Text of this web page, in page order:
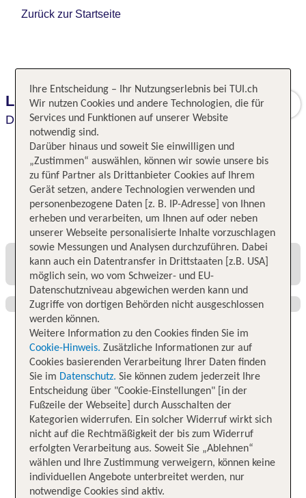
Zurück zur Startseite
Leonardo Hotel Dresden Altstadt
Dresden,Dresden,Deutschland
Alle Angebote und Preise
Ihre Entscheidung – Ihr Nutzungserlebnis bei TUI.ch
Wir nutzen Cookies und andere Technologien, die für
Services und Funktionen auf unserer Website
notwendig sind.
Darüber hinaus und soweit Sie einwilligen und
„Zustimmen“ auswählen, können wir sowie unsere bis
zu fünf Partner als Drittanbieter Cookies auf Ihrem
Gerät setzen, andere Technologien verwenden und
personenbezogene Daten [z. B. IP-Adresse] von Ihnen
erheben und verarbeiten, um Ihnen auf oder neben
unserer Webseite personalisierte Inhalte vorzuschlagen
sowie Messungen und Analysen durchzuführen. Dabei
kann auch ein Datentransfer in Drittstaaten [z.B. USA]
möglich sein, wo vom Schweizer- und EU-
Datenschutzniveau abgewichen werden kann und
Zugriffe von dortigen Behörden nicht ausgeschlossen
werden können.
Weitere Information zu den Cookies finden Sie im
Cookie-Hinweis. Zusätzliche Informationen zur auf
Cookies basierenden Verarbeitung Ihrer Daten finden
Sie im Datenschutz. Sie können zudem jederzeit Ihre
Entscheidung über "Cookie-Einstellungen" [in der
Fußzeile der Webseite] durch Ausschalten der
Kategorien widerrufen. Ein solcher Widerruf wirkt sich
nicht auf die Rechtmäßigkeit der bis zum Widerruf
erfolgten Verarbeitung aus. Soweit Sie „Ablehnen“
wählen und Ihre Zustimmung verweigern, können keine
individuellen Angebote unterbreitet werden, nur
notwendige Cookies sind aktiv.